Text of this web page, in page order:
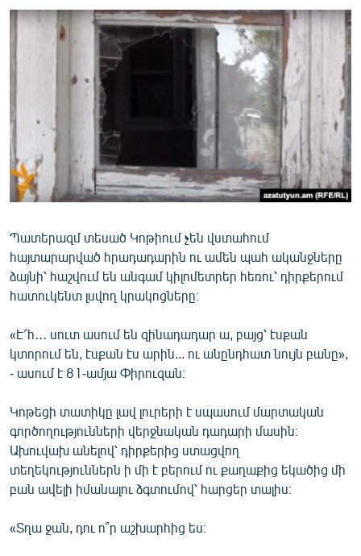
ՊԱՏԵՐԱԶՄԻ 6 ՇԱԲԱԹՆԵՐԸ
ՏԱՐԱԾԱՇՐՋԱՆ
ՄԻՋԱԶԳԱՅԻՆ
ՄՇԱԿՈՒՅԹ
ՍՊՈՐՏ
ՄԵԿՆԱԲԱՆՈՒԹՅՈՒՆ
ՏՏ ԵՒ ԻՆՏԵՐՆԵՏ
ԿՈՐՈՆԱՎԻՐՈՒՍ
ԱՐԽԻՎ
ՏԵՍԱՆՅՈՒԹԵՐ
ՁԳՏԵԼՈՎ ԼԱՎԱԳՈՒՅՆԻՆ
ՓՈԴՔԱՍԹ
Հայերեն
English
Русский
ՀԵՏԵՎԵՔ ՄԵԶ
Պատերազմ տեսած Կոթիում չեն վստահում
հայտարարված հրադադարին ու ամեն պահ ականջները
ձայնի՝ հաշվում են անգամ կիլոմետրեր հեռու՝ դիրքերում
հատուկենտ լսվող կրակոցները։
«Է՜հ․․․ սուտ ասում են զինադադար ա, բայց՝ էսքան
կտորում են, էսքան էս արին... ու անընդհատ նույն բանը»,
- ասում է 81-ամյա Փիրուզան։
Կոթեցի տատիկը լավ լուրերի է սպասում մարտական
գործողությունների վերջնական դադարի մասին։
Ախուվախ անելով՝ դիրքերից ստացվող
տեղեկություններն ի մի է բերում ու քաղաքից եկածից մի
բան ավելի իմանալու ձգտումով՝ հարցեր տալիս։
«Տղա ջան, դու ո՞ր աշխարհից ես։